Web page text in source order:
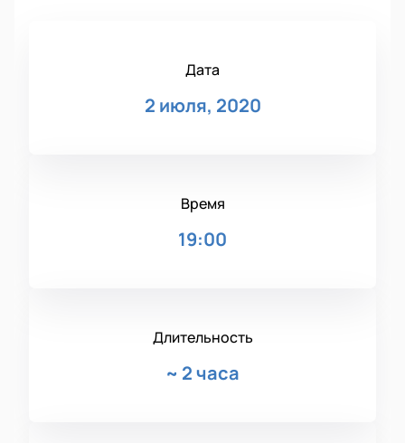
Дата
2 июля, 2020
Время
19:00
Длительность
~ 2 часа